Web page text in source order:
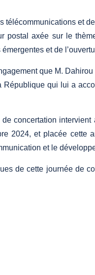
télécommunications et
postal axée sur le
et de
que M.
qui lui a
concertation
2024, et placée cette
et le
de cette journée de